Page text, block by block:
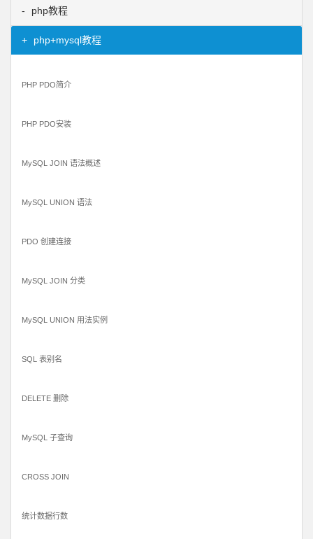
php教程
php+mysql教程
PHP PDO简介
PHP PDO安装
MySQL JOIN 语法概述
MySQL UNION 语法
PDO 创建连接
MySQL JOIN 分类
MySQL UNION 用法实例
SQL 表别名
DELETE 删除
MySQL 子查询
CROSS JOIN
统计数据行数